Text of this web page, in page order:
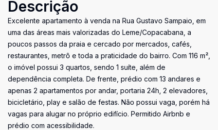
Descrição
Excelente apartamento à venda na Rua Gustavo Sampaio, em
uma das áreas mais valorizadas do Leme/Copacabana, a
poucos passos da praia e cercado por mercados, cafés,
restaurantes, metrô e toda a praticidade do bairro. Com 116 m²,
o imóvel possui 3 quartos, sendo 1 suíte, além de
dependência completa. De frente, prédio com 13 andares e
apenas 2 apartamentos por andar, portaria 24h, 2 elevadores,
bicicletário, play e salão de festas. Não possui vaga, porém há
vagas para alugar no próprio edifício. Permitido Airbnb e
prédio com acessibilidade.